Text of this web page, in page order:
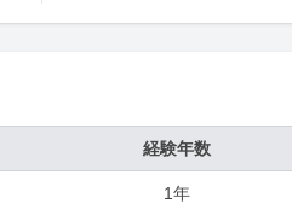
経験年数
1年